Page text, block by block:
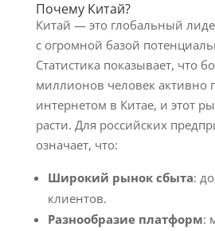
Почему Китай?
Китай — это глобальный
с огромной базой
Статистика показывает, что
миллионов человек активно
интернетом в Китае, и этот
расти. Для российских
означает, что:
Широкий рынок сбыта:
клиентов.
Разнообразие платформ: